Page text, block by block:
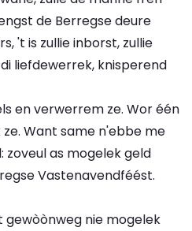
de Berregse deure
't is zullie inborst, zullie
liefdewerrek, knisperend
en verwerrem ze. Wor één
Want same n'ebbe me
as mogelek geld
Vastenavendféést.
gewòònweg nie mogelek